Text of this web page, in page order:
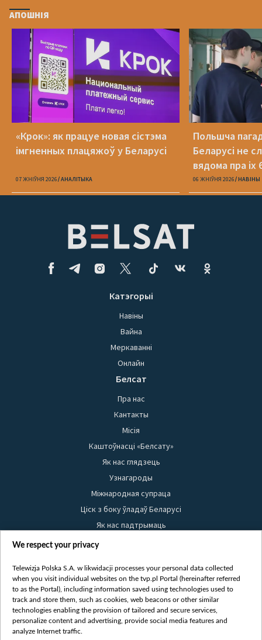
АПОШНІЯ
«Крок»: як працуе новая сістэма
імгненных плацяжоў у Беларусі
07 ЖНІЎНЯ 2026 АНАЛІТЫКА
Польшча
Беларусі не
вядома пра іх
06 ЖНІЎНЯ 2026 НАВІНЫ
Катэгорыі
Навіны
Вайна
Меркаванні
Онлайн
Белсат
Пра нас
Кантакты
Місія
Каштоўнасці «Белсату»
Як нас глядзець
Узнагароды
Міжнародная супраца
Ціск з боку ўладаў Беларусі
Як нас падтрымаць
Правілы выкарыстання матэрыялаў
Бяспека
Youtube
Белсат news
Белсат Shorts
We respect your privacy
Telewizja Polska S.A. w likwidacji processes your personal data collected
when you visit individual websites on the tvp.pl Portal (hereinafter referred
to as the Portal), including information saved using technologies used to
track and store them, such as cookies, web beacons or other similar
technologies enabling the provision of tailored and secure services,
personalize content and advertising, provide social media features and
analyze Internet traffic.